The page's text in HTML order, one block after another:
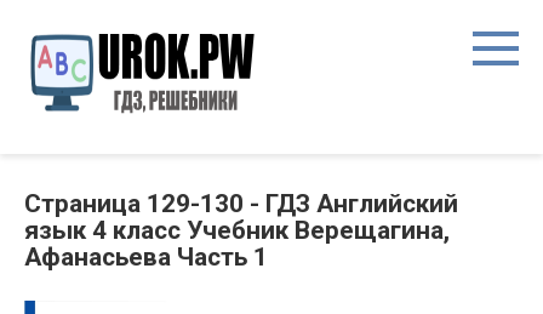
Страница 129-130 - ГДЗ Английский
язык 4 класс Учебник Верещагина,
Афанасьева Часть 1